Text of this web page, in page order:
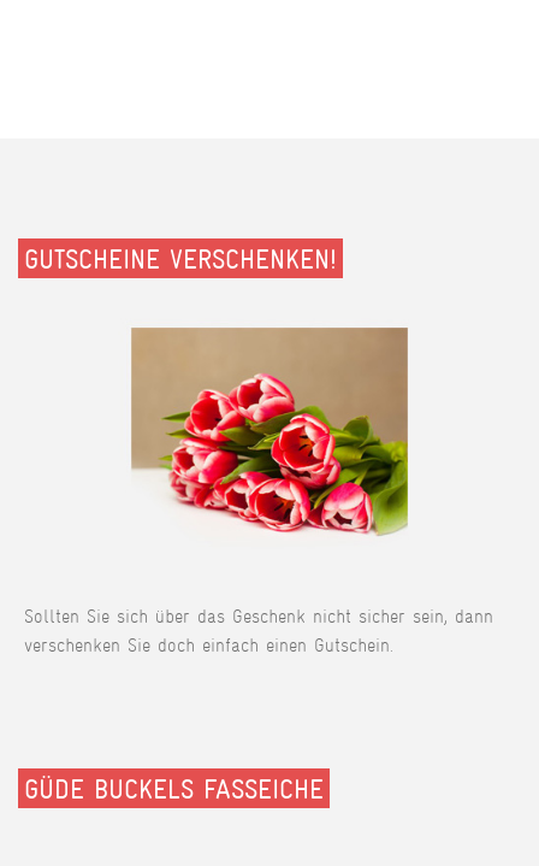
GUTSCHEINE VERSCHENKEN!
Sollten Sie sich über das Geschenk nicht sicher sein, dann
verschenken Sie doch einfach einen Gutschein.
GÜDE BUCKELS FASSEICHE